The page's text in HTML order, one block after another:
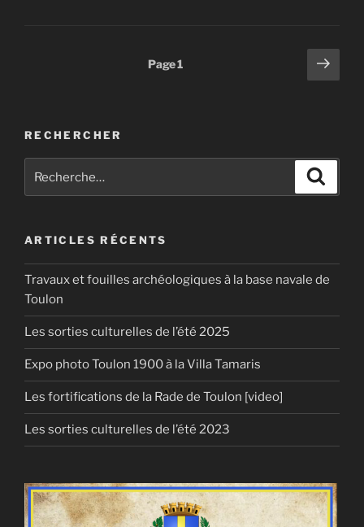
Page1
Page
RECHERCHER
pour
ARTICLES RÉCENTS
Travaux et fouilles archéologiques à la base navale de
Toulon
Les sorties culturelles de l’été 2025
Expo photo Toulon 1900 à la Villa Tamaris
Les fortifications de la Rade de Toulon [video]
Les sorties culturelles de l’été 2023